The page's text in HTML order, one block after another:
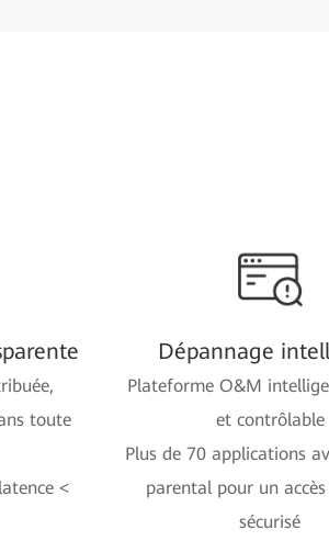
toute
<
Dépannage
Plateforme O&M
et contrôlable
Plus de 70 applications
parental pour un
sécurisé